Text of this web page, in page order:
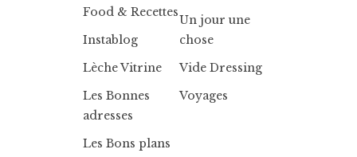
Food & Recettes
Instablog
Lèche Vitrine
Les Bonnes
adresses
Les Bons plans
Un jour une
chose
Vide Dressing
Voyages